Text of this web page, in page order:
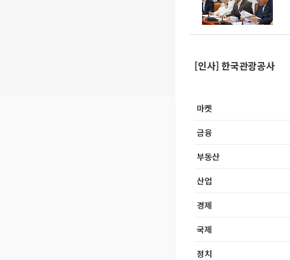
[인사] 한국관광공사
마켓
금융
부동산
산업
경제
국제
정치